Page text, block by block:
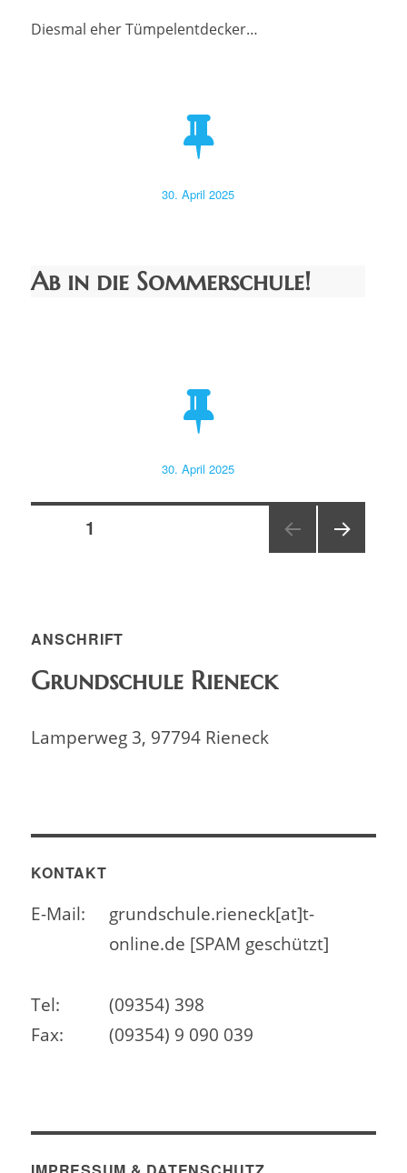
Diesmal eher Tümpelentdecker…
Veröffentlicht
30. April 2025
Ab in die Sommerschule!
Veröffentlicht
30. April 2025
Seitennummerierung
SEITE1
ANSCHRIFT
Grundschule Rieneck
Lamperweg 3, 97794 Rieneck
KONTAKT
E-Mail:
grundschule.rieneck[at]t-
online.de [SPAM geschützt]
Tel:
(09354) 398
Fax:
(09354) 9 090 039